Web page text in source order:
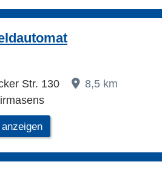
Str. 130
8,5 km